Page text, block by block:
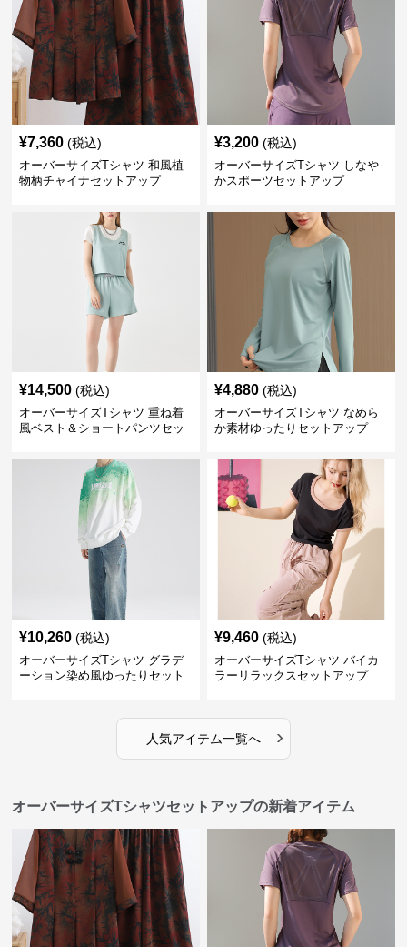
¥7,360 (税込)
オーバーサイズTシャツ 和風植
物柄チャイナセットアップ
¥3,200 (税込)
オーバーサイズTシャツ しなや
かスポーツセットアップ
¥14,500 (税込)
オーバーサイズTシャツ 重ね着
風ベスト＆ショートパンツセッ
¥4,880 (税込)
オーバーサイズTシャツ なめら
か素材ゆったりセットアップ
¥10,260 (税込)
オーバーサイズTシャツ グラデ
ーション染め風ゆったりセット
¥9,460 (税込)
オーバーサイズTシャツ バイカ
ラーリラックスセットアップ
人気アイテム一覧へ ›
オーバーサイズTシャツセットアップの新着アイテム